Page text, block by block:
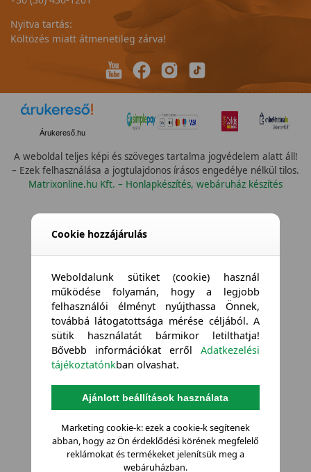
Nyitva tartás:
Költözés miatt átmenetileg zárva!
Árukereső.hu
A weboldal teljes képi és szöveges tartalma jogvédelem alatt áll!
– Ezek felhasználása a jogtulajdonos írásos engedélye nélkül tilos.
Matrixonline.hu Kft. – Honlapkészítés, webáruház készítés
Cookie hozzájárulás
Weboldalunk sütiket (cookie) használ
működése folyamán, hogy a legjobb
felhasználói élményt nyújthassa Önnek,
továbbá látogatottsága mérése céljából. A
sütik használatát bármikor letilthatja!
Bővebb információkat errőlAdatkezelési
tájékoztatónkban olvashat.
Ajánlott beállítások használata
Marketing cookie-k: ezek a cookie-k segítenek
abban, hogy az Ön érdeklődési körének megfelelő
reklámokat és termékeket jelenítsük meg a
webáruházban.